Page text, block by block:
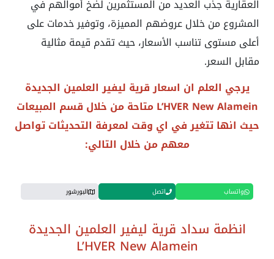
العقارية جذب العديد من المستثمرين لضخ أموالهم في
المشروع من خلال عروضهم المميزة، وتوفير خدمات على
أعلى مستوى تناسب الأسعار، حيث تقدم قيمة مثالية
مقابل السعر.
يرجي العلم ان اسعار قرية ليفير العلمين الجديدة
L’HVER New Alameinمتاحة من خلال قسم المبيعات
حيث انها تتغير في اي وقت لمعرفة التحديثات تواصل
معهم من خلال التالي:
واتساب اتصل البورشور
انظمة سداد قرية ليفير العلمين الجديدة
L’HVER New Alamein